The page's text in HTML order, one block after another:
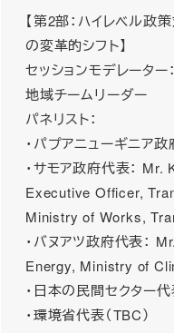
【第2部：ハイレベル
の変革的シフト】
セッションモデレータ
地域チームリーダー
パネリスト：
・パプアニューギニア政
・サモア政府代表：
Executive Officer,
Ministry of Works,
・バヌアツ政府代表：
Energy, Ministry of
・日本の民間セクター代
・環境省代表（TBC）